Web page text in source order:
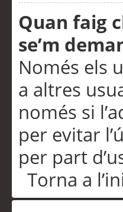
Quan faig
se’m
Només els
a altres
només si
per evitar
per part
Torna a